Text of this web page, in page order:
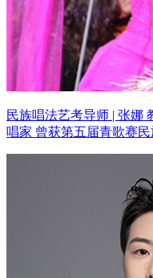
民族唱法艺考导师 | 张娜
唱家 曾获第五届青歌赛